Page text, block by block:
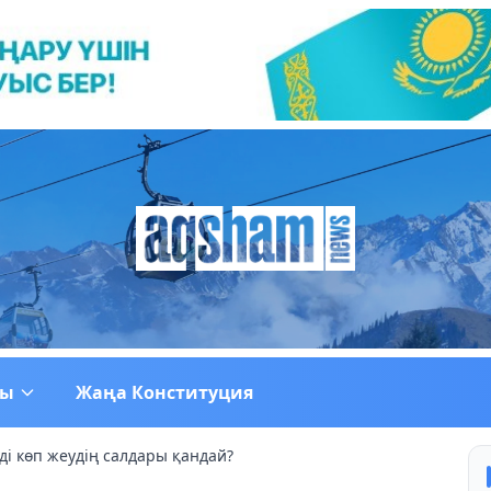
Жаңа Конституция
көп жеудің салдары қандай?